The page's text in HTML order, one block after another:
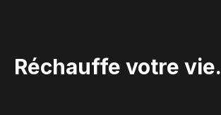
Réchauffe votre vie.